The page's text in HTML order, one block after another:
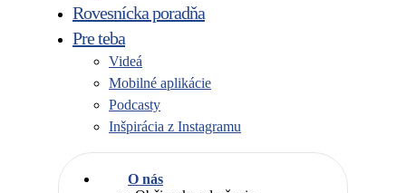
Rovesnícka poradňa
Pre teba
Videá
Mobilné aplikácie
Podcasty
Inšpirácia z Instagramu
O nás